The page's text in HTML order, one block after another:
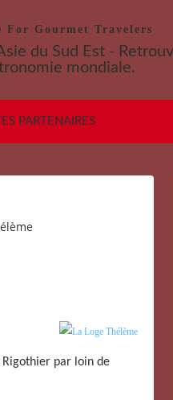
Gourmet Travelers
du Sud Est -
mondiale.
PARTENAIRES
par loin de